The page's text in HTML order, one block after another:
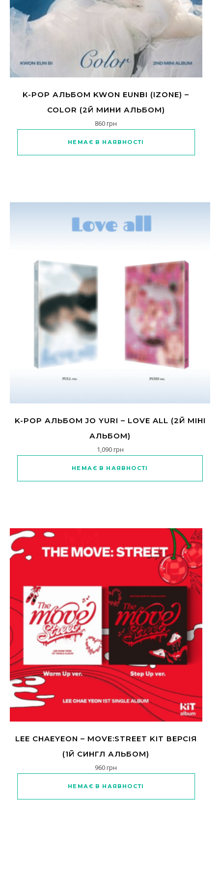
K-POP АЛЬБОМ KWON EUNBI (IZONE) –
COLOR (2Й МИНИ АЛЬБОМ)
860грн
НЕМАЄ В НАЯВНОСТІ
K-POP АЛЬБОМ JO YURI – LOVE ALL (2Й МІНІ
АЛЬБОМ)
1,090грн
НЕМАЄ В НАЯВНОСТІ
LEE CHAEYEON – MOVE:STREET KIT ВЕРСІЯ
(1Й СИНГЛ АЛЬБОМ)
960грн
НЕМАЄ В НАЯВНОСТІ